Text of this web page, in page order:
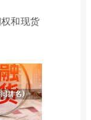
和现货